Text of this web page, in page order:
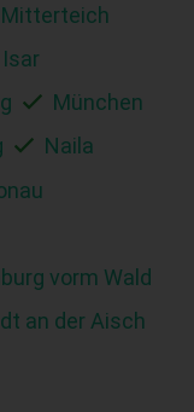
Mitterteich
München
Naila
vorm Wald
an der Aisch